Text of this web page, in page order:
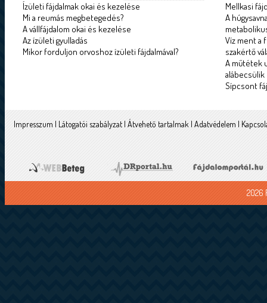
Ízületi fájdalmak okai és kezelése
Mi a reumás megbetegedés?
A vállfájdalom okai és kezelése
Az ízületi gyulladás
Mikor forduljon orvoshoz ízületi fájdalmával?
Mellkasi
A
Víz ment a
szakértő
A műtétek
alábecsülik
Sípcsont
Impresszum | Látogatói szabályzat | Átvehető tartalmak | Adatvédelem |
2026